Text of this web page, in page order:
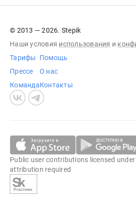
© 2013 — 2026. Stepik
Наши условия использования и
Тарифы
Прессе
Команда
Помощь
О нас
Контакты
Public user contributions licensed
attribution required